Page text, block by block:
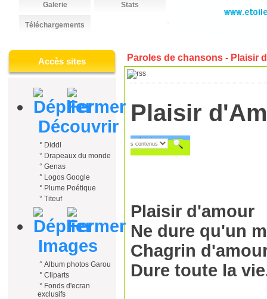
Galerie Stats
Téléchargements
Accès sites
Découvrir
° Diddl
° Drapeaux du monde
° Genas
° Logos Google
° Plume Poétique
° Titeuf
Images
° Album photos Garou
° Cliparts
° Fonds d'ecran
exclusifs
Paroles de chansons - Plaisir
Plaisir
Plaisir d'amour
Ne dure qu'un
Chagrin
Dure toute la